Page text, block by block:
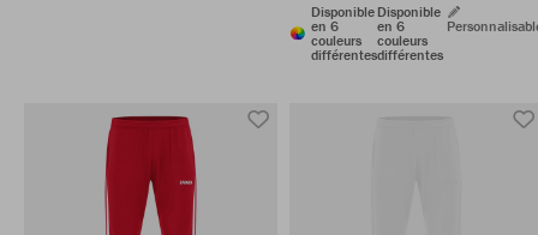
Disponible
en 6
couleurs
différentes
Disponible
en 6
couleurs
différentes